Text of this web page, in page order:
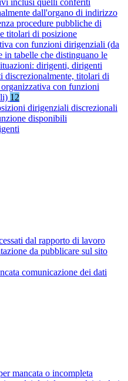
inclusi quelli conferiti
dall'organo di indirizzo
procedure pubbliche di
titolari di posizione
con funzioni dirigenziali (da
in tabelle che distinguano le
dirigenti, dirigenti
discrezionalmente, titolari di
con funzioni
12
dirigenziali discrezionali
disponibili
dal rapporto di lavoro
da pubblicare sul sito
comunicazione dei dati
mancata o incompleta